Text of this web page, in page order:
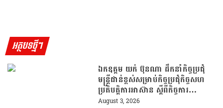
អត្ថបទថ្មីៗ
ឯកឧត្តម យក់ ប៊ុនណា ដឹកនាំកិច្ចប្រជុំ
មន្ត្រីជាន់ខ្ពស់សម្រាប់កិច្ចប្រជុំកិច្ចសហ
ប្រតិបត្តិការអាស៊ាន ស្តីពីកិច្ចការ
មុខងារសាធារណៈលើកទី២៣ (23rd
August 3, 2026